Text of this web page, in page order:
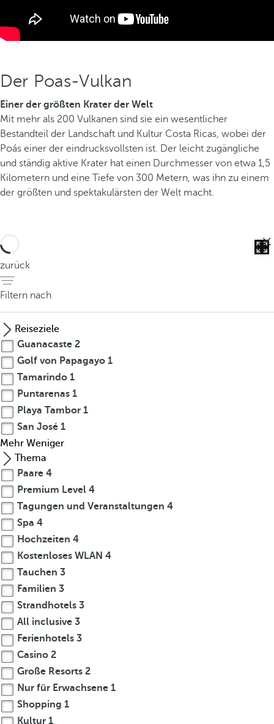
Der Poas-Vulkan
Einer der größten Krater der Welt
Mit mehr als 200 Vulkanen sind sie ein wesentlicher
Bestandteil der Landschaft und Kultur Costa Ricas, wobei der
Poás einer der eindrucksvollsten ist. Der leicht zugängliche
und ständig aktive Krater hat einen Durchmesser von etwa 1,5
Kilometern und eine Tiefe von 300 Metern, was ihn zu einem
der größten und spektakulärsten der Welt macht.
zurück
Filtern nach
Reiseziele
Guanacaste 2
Golf von Papagayo 1
Tamarindo 1
Puntarenas 1
Playa Tambor 1
San José 1
Mehr Weniger
Thema
Paare 4
Premium Level 4
Tagungen und Veranstaltungen 4
Spa 4
Hochzeiten 4
Kostenloses WLAN 4
Tauchen 3
Familien 3
Strandhotels 3
All inclusive 3
Ferienhotels 3
Casino 2
Große Resorts 2
Nur für Erwachsene 1
Shopping 1
Kultur 1
E
i
n
z
i
g
a
r
t
i
g
e
A
r
t
e
n
v
i
e
l